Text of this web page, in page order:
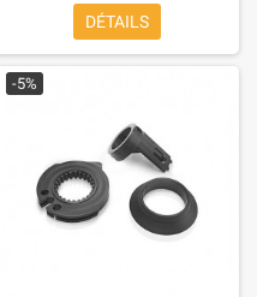
DÉTAILS
-5%